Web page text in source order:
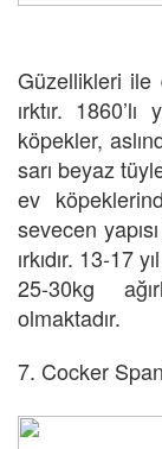
Güzellikleri ile
ırktır.
köpekler,
sarı beyaz
ev
sevecen
ırkıdır. 13-17
25-30kg
olmaktadır.
7. Cocker